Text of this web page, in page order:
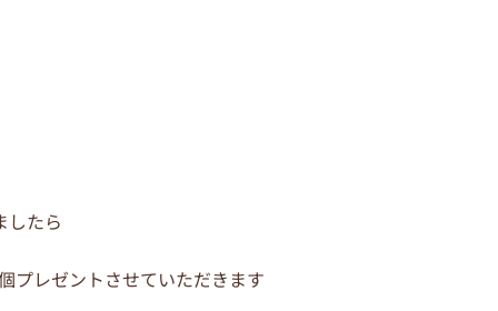
したら
プレゼントさせていただきます